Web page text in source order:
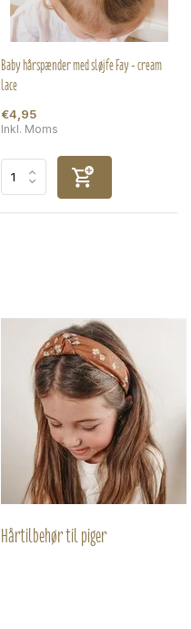
Baby hårspænder med sløjfe Fay - cream
lace
€4,95
Inkl. Moms
Hårtilbehør til piger